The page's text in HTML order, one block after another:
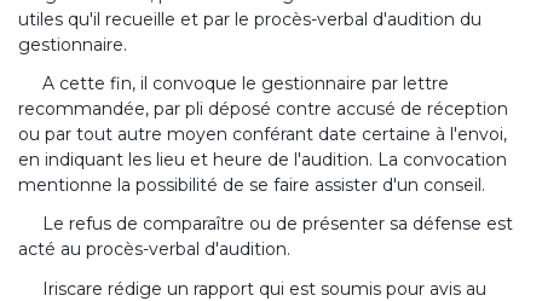
utiles qu'il recueille et par le procès-verbal d'audition du
gestionnaire.
A cette fin, il convoque le gestionnaire par lettre
recommandée, par pli déposé contre accusé de réception
ou par tout autre moyen conférant date certaine à l'envoi,
en indiquant les lieu et heure de l'audition. La convocation
mentionne la possibilité de se faire assister d'un conseil.
Le refus de comparaître ou de présenter sa défense est
acté au procès-verbal d'audition.
Iriscare rédige un rapport qui est soumis pour avis au